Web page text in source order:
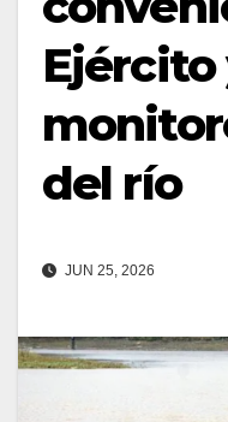
Ejército
del río
JUN 25, 2026